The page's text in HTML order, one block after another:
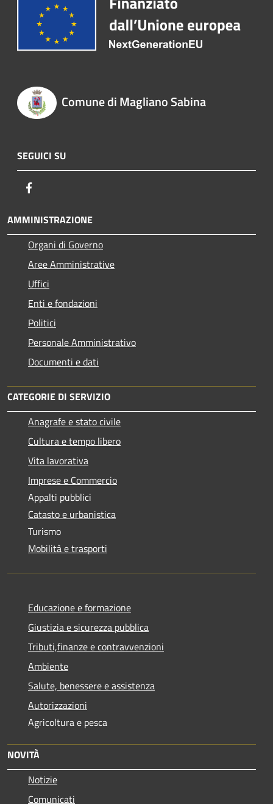
Comune di Magliano Sabina
SEGUICI SU
AMMINISTRAZIONE
Organi di Governo
Aree Amministrative
Uffici
Enti e fondazioni
Politici
Personale Amministrativo
Documenti e dati
CATEGORIE DI SERVIZIO
Anagrafe e stato civile
Cultura e tempo libero
Vita lavorativa
Imprese e Commercio
Appalti pubblici
Catasto e urbanistica
Turismo
Mobilità e trasporti
Educazione e formazione
Giustizia e sicurezza pubblica
Tributi,finanze e contravvenzioni
Ambiente
Salute, benessere e assistenza
Autorizzazioni
Agricoltura e pesca
NOVITÀ
Notizie
Comunicati